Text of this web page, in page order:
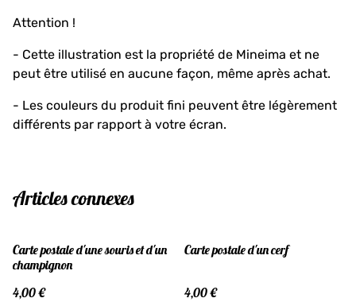
Attention !
- Cette illustration est la propriété de Mineima et ne
peut être utilisé en aucune façon, même après achat.
- Les couleurs du produit fini peuvent être légèrement
différents par rapport à votre écran.
Articles connexes
Carte postale d'une souris et d'un
champignon
4,00 €
Carte postale d'un cerf
4,00 €